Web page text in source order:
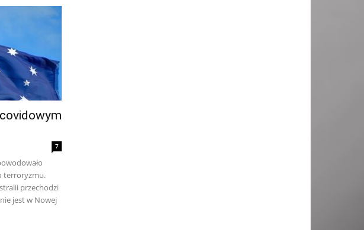
7
terroryzmu.
przechodzi
jest w Nowej